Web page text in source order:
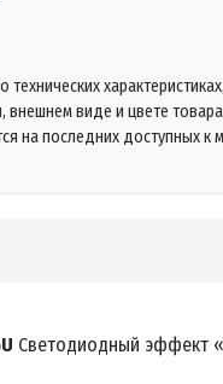
внешнем виде и цвете
на последних доступных к
Светодиодный эффект